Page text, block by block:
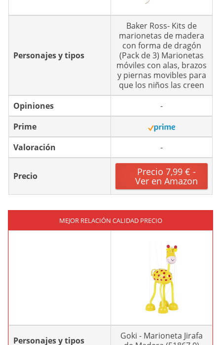
Personajes y tipos
Baker Ross- Kits de
marionetas de madera
con forma de dragón
(Pack de 3) Marionetas
móviles con alas, brazos
y piernas movibles para
que los niños las creen
Opiniones
-
Prime
Valoración
-
Precio Precio 7,99 € -
Ver en Amazon
MEJOR RELACIÓN CALIDAD PRECIO
Personajes y tipos
Goki - Marioneta Jirafa